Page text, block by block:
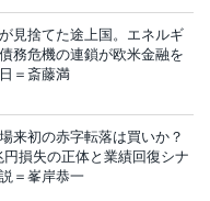
見捨てた途上国。エネルギ
務危機の連鎖が欧米金融を
＝斎藤満
来初の赤字転落は買いか？
円損失の正体と業績回復シナ
＝峯岸恭一